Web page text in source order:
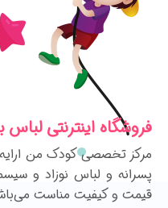
فروشگاه اینترنتی
مرکز تخصصی کودک من ارایه
پسرانه و لباس نوزاد و
قیمت و کیفیت مناست